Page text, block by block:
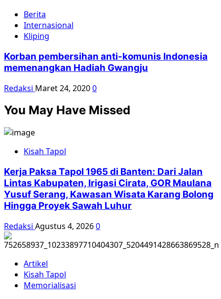
Berita
Internasional
Kliping
Korban pembersihan anti-komunis Indonesia
memenangkan Hadiah Gwangju
Redaksi Maret 24, 20200
You May Have Missed
Kisah Tapol
Kerja Paksa Tapol 1965 di Banten: Dari Jalan
Lintas Kabupaten, Irigasi Cirata, GOR Maulana
Yusuf Serang, Kawasan Wisata Karang Bolong
Hingga Proyek Sawah Luhur
Redaksi Agustus 4, 20260
Artikel
Kisah Tapol
Memorialisasi